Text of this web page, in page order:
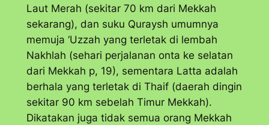
Laut Merah (sekitar 70 km dari Mekkah
sekarang), dan suku Quraysh umumnya
memuja ‘Uzzah yang terletak di lembah
Nakhlah (sehari perjalanan onta ke selatan
dari Mekkah p, 19), sementara Latta adalah
berhala yang terletak di Thaif (daerah dingin
sekitar 90 km sebelah Timur Mekkah).
Dikatakan juga tidak semua orang Mekkah